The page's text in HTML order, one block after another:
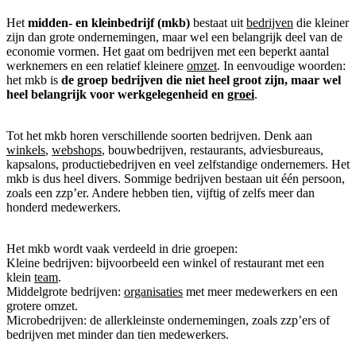
Het midden- en kleinbedrijf (mkb) bestaat uit bedrijven die kleiner
zijn dan grote ondernemingen, maar wel een belangrijk deel van de
economie vormen. Het gaat om bedrijven met een beperkt aantal
werknemers en een relatief kleinere omzet. In eenvoudige woorden:
het mkb is de groep bedrijven die niet heel groot zijn, maar wel
heel belangrijk voor werkgelegenheid en groei.
Tot het mkb horen verschillende soorten bedrijven. Denk aan
winkels, webshops, bouwbedrijven, restaurants, adviesbureaus,
kapsalons, productiebedrijven en veel zelfstandige ondernemers. Het
mkb is dus heel divers. Sommige bedrijven bestaan uit één persoon,
zoals een zzp’er. Andere hebben tien, vijftig of zelfs meer dan
honderd medewerkers.
Het mkb wordt vaak verdeeld in drie groepen:
Kleine bedrijven: bijvoorbeeld een winkel of restaurant met een
klein team.
Middelgrote bedrijven: organisaties met meer medewerkers en een
grotere omzet.
Microbedrijven: de allerkleinste ondernemingen, zoals zzp’ers of
bedrijven met minder dan tien medewerkers.